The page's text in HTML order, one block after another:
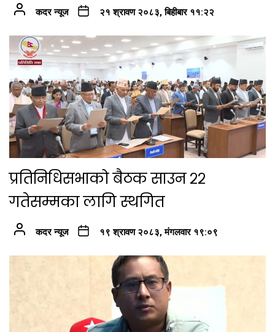
कदर न्यूज २१ श्रावण २०८३, बिहीबार ११:२२
प्रतिनिधिसभाको बैठक साउन २२
गतेसम्मका लागि स्थगित
कदर न्यूज १९ श्रावण २०८३, मंगलवार १९:०९